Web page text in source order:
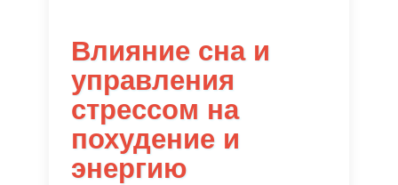
Влияние сна и
управления
стрессом на
похудение и
энергию